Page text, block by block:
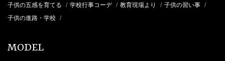
子供の五感を育てる / 学校行事コーデ / 教育現場より / 子供の習い事 /
子供の進路・学校 /
MODEL